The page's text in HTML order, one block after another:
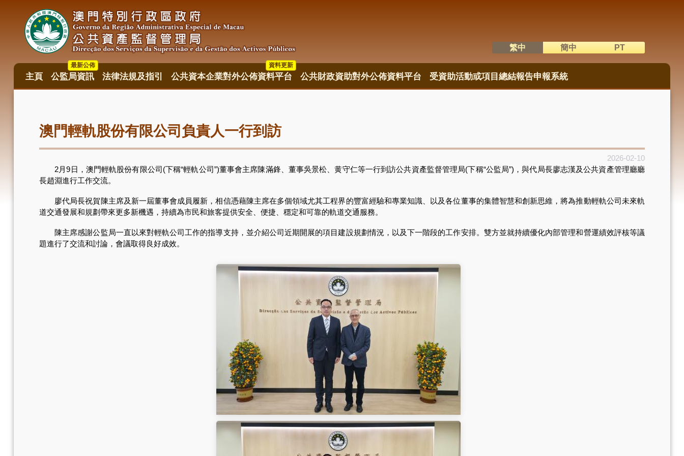
語系切換
繁中 簡中 PT
目
主頁 公監局資訊
最新公佈
法律法規及指引 公共資本企業對外公佈資料平台
資料更新
公共財政資助對外公佈資料平台 受資助活動或項目總結報告申報系統
澳門輕軌股份有限公司負責人一行到訪
2026-02-10
2月9日，澳門輕軌股份有限公司(下稱“輕軌公司”)董事會主席陳滿鋒、董事吳景松、黄守仁等一行到訪公共資產監督管理局(下稱“公監局”)，與代局長廖志漢及公共資產管理廳廳
長趙淵進行工作交流。
廖代局長祝賀陳主席及新一屆董事會成員履新，相信憑藉陳主席在多個領域尤其工程界的豐富經驗和專業知識、以及各位董事的集體智慧和創新思維，將為推動輕軌公司未來軌
道交通發展和規劃帶來更多新機遇，持續為市民和旅客提供安全、便捷、穩定和可靠的軌道交通服務。
陳主席感謝公監局一直以來對輕軌公司工作的指導支持，並介紹公司近期開展的項目建設規劃情況，以及下一階段的工作安排。雙方並就持續優化內部管理和營運績效評核等議
題進行了交流和討論，會議取得良好成效。